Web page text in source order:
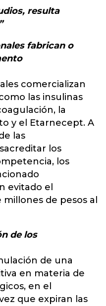
resulta
fabrican o
comercializan
las insulinas
la
y el Etarnecept. A
las
los
los
evitado el
de pesos al
de los
de una
en materia de
en el
que expiran las